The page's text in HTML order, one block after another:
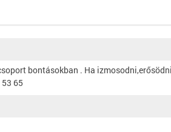
bontásokban . Ha
65